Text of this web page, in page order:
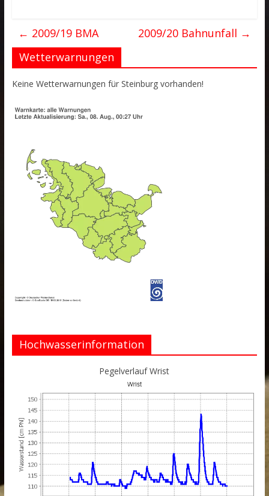
← 2009/19 BMA 2009/20 Bahnunfall →
Wetterwarnungen
Keine Wetterwarnungen für Steinburg vorhanden!
Hochwasserinformation
Pegelverlauf Wrist